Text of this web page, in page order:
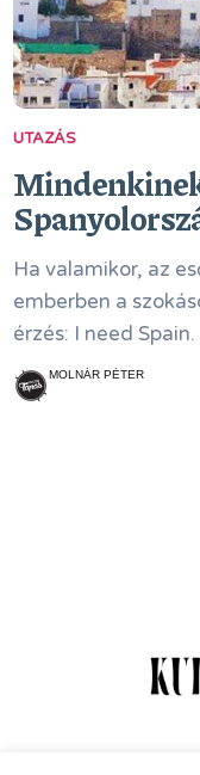
UTAZÁS
Ha valamikor, az
emberben a
érzés: I need Spain.
MOLNÁR PÉTER